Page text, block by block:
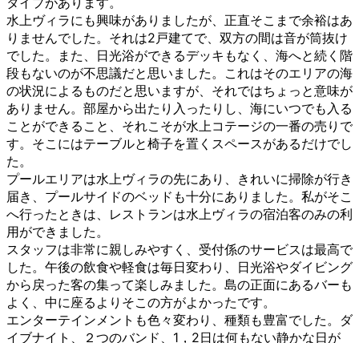
水上ヴィラにも興味がありましたが、正直そこまで余裕はあ
りませんでした。それは2戸建てで、双方の間は音が筒抜け
でした。また、日光浴ができるデッキもなく、海へと続く階
段もないのが不思議だと思いました。これはそのエリアの海
の状況によるものだと思いますが、それではちょっと意味が
ありません。部屋から出たり入ったりし、海にいつでも入る
ことができること、それこそが水上コテージの一番の売りで
す。そこにはテーブルと椅子を置くスペースがあるだけでし
た。
プールエリアは水上ヴィラの先にあり、きれいに掃除が行き
届き、プールサイドのベッドも十分にありました。私がそこ
へ行ったときは、レストランは水上ヴィラの宿泊客のみの利
用ができました。
スタッフは非常に親しみやすく、受付係のサービスは最高で
した。午後の飲食や軽食は毎日変わり、日光浴やダイビング
から戻った客の集って楽しみました。島の正面にあるバーも
よく、中に座るよりそこの方がよかったです。
エンターテインメントも色々変わり、種類も豊富でした。ダ
イブナイト、２つのバンド、1，2日は何もない静かな日が